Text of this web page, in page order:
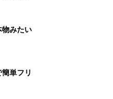
みたい
単フリ